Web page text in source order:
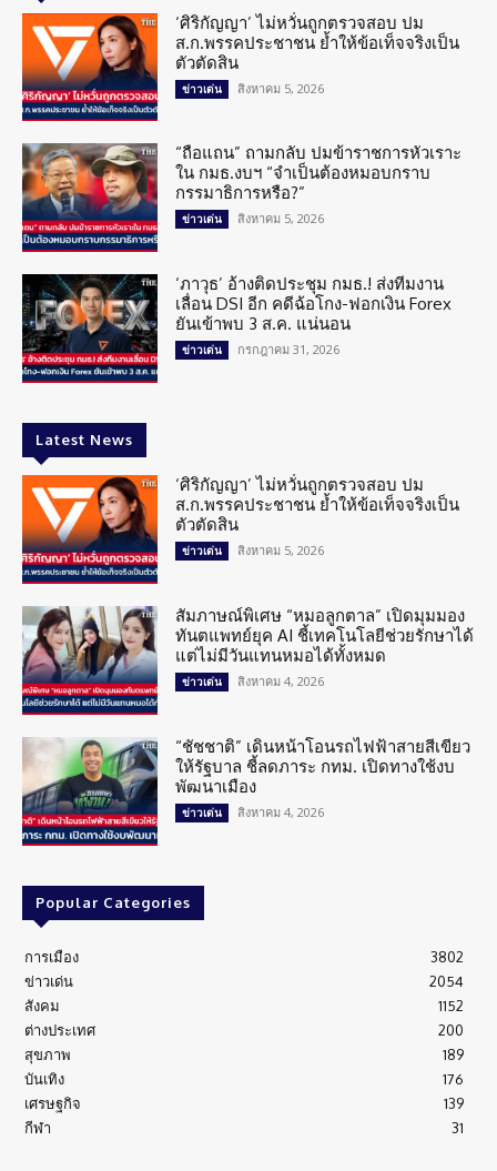
‘ศิริกัญญา’ ไม่หวั่นถูกตรวจสอบ ปม
ส.ก.พรรคประชาชน ย้ำให้ข้อเท็จจริงเป็น
ตัวตัดสิน
ข่าวเด่น สิงหาคม 5, 2026
“ถือแถน” ถามกลับ ปมข้าราชการหัวเราะ
ใน กมธ.งบฯ “จำเป็นต้องหมอบกราบ
กรรมาธิการหรือ?”
ข่าวเด่น สิงหาคม 5, 2026
‘ภาวุธ’ อ้างติดประชุม กมธ.! ส่งทีมงาน
เลื่อน DSI อีก คดีฉ้อโกง-ฟอกเงิน Forex
ยันเข้าพบ 3 ส.ค. แน่นอน
ข่าวเด่น กรกฎาคม 31, 2026
Latest News
‘ศิริกัญญา’ ไม่หวั่นถูกตรวจสอบ ปม
ส.ก.พรรคประชาชน ย้ำให้ข้อเท็จจริงเป็น
ตัวตัดสิน
ข่าวเด่น สิงหาคม 5, 2026
สัมภาษณ์พิเศษ “หมอลูกตาล” เปิดมุมมอง
ทันตแพทย์ยุค AI ชี้เทคโนโลยีช่วยรักษาได้
แต่ไม่มีวันแทนหมอได้ทั้งหมด
ข่าวเด่น สิงหาคม 4, 2026
“ชัชชาติ” เดินหน้าโอนรถไฟฟ้าสายสีเขียว
ให้รัฐบาล ชี้ลดภาระ กทม. เปิดทางใช้งบ
พัฒนาเมือง
ข่าวเด่น สิงหาคม 4, 2026
Popular Categories
การเมือง
3802
ข่าวเด่น
2054
สังคม
1152
ต่างประเทศ
200
สุขภาพ
189
บันเทิง
176
เศรษฐกิจ
139
กีฬา
31